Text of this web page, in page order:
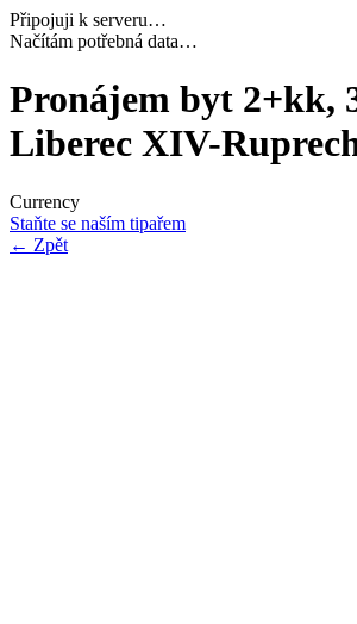
Připojuji k serveru…
Dokončuji inicializaci…
Pronájem byt 2+kk,
Liberec XIV-
Currency
Staňte se naším tipařem
← Zpět